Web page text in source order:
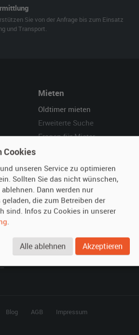
Sie von der Anfrage bis zum Einsatz
und Transport.
Mieten
Oldtimer mieten
Erweiterte Suche
Fragen für Mieter
Hilfe
Häufige Fragen (FAQ)
So funktioniert's
Blog AGB
Impressum
Cookies
unseren Service zu optimieren
Sollten Sie das nicht wünschen,
Dann werden nur
die zum Betreiben der
sind. Infos zu Cookies in unserer
.
Alle ablehnen Akzeptieren